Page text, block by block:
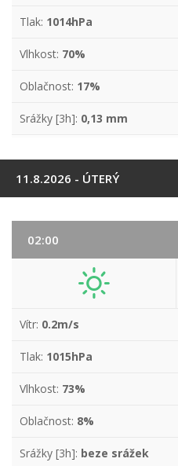
Tlak: 1014hPa
Vlhkost: 70%
Oblačnost: 17%
Srážky [3h]: 0,13 mm
11.8.2026 - ÚTERÝ
02:00
Vítr: 0.2m/s
Tlak: 1015hPa
Vlhkost: 73%
Oblačnost: 8%
Srážky [3h]: beze srážek